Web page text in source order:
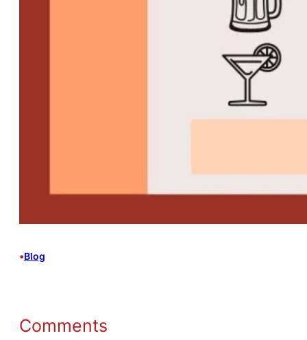
•Blog
Comments